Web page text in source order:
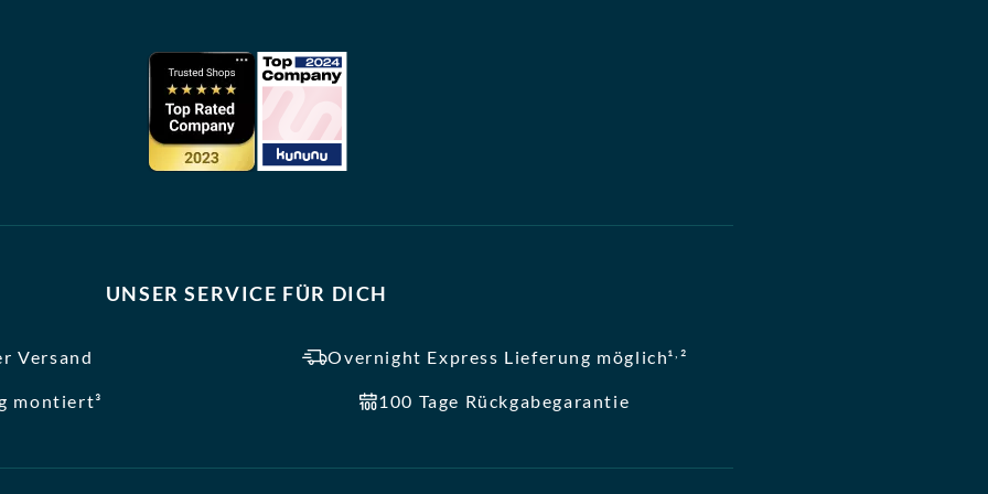
UNSER SERVICE FÜR DICH
Versand Overnight Express Lieferung möglich¹ ²
montiert³ 100 Tage Rückgabegarantie